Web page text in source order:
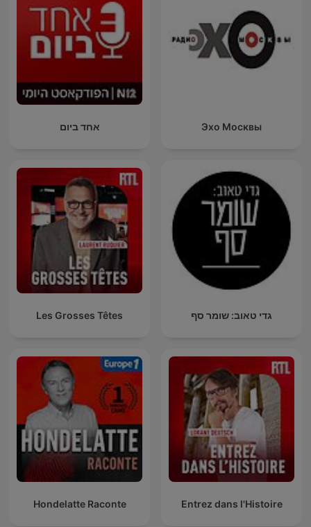
Эхо Москвы אחד ביום
גדי טאוב: שומר סף Les Grosses Têtes
Entrez dans l'Histoire
Hondelatte Raconte